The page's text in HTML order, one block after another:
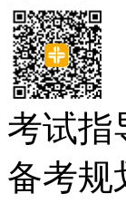
考试指
备考规